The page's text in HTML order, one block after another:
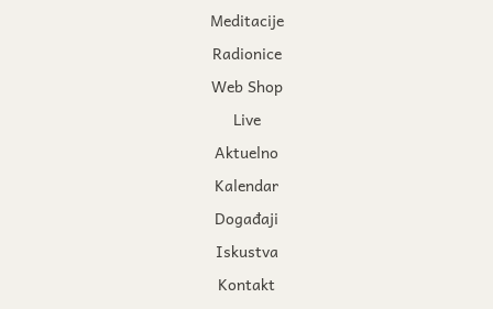
Meditacije
Radionice
Web Shop
Live
Aktuelno
Kalendar
Događaji
Iskustva
Kontakt